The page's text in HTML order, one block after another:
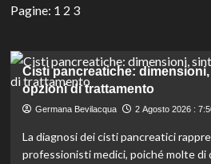
più
ospedali
per
strutture
e
sicurezza
Pagine: 1 2 3
Cisti pancreatiche:
opzioni di trattamento
Germana Bevilacqua 2 Agosto 2026 :
La diagnosi dei cisti pancreatici
professionisti medici, poiché molte di